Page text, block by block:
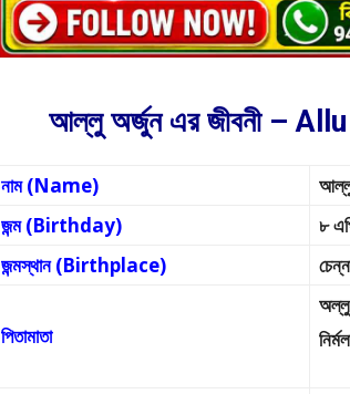
আল্লু অর্জুন এর জীবনী –
নাম (Name)
জন্ম (Birthday)
৮
জন্মস্থান (Birthplace)
পিতামাতা
অল্লু